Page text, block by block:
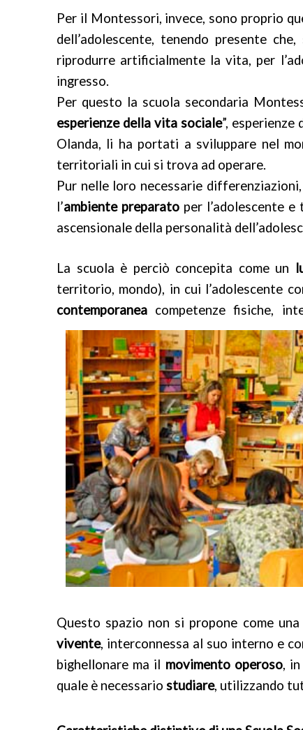
Per il Montessori, invece, sono proprio
dell’adolescente, tenendo presente
riprodurre artificialmente la vita, per
ingresso.
Per questo la scuola secondaria
esperienze della vita sociale”,
Olanda, li ha portati a sviluppare nel
territoriali in cui si trova ad operare.
Pur nelle loro necessarie
l’ambiente preparato per l’adolescente
ascensionale della personalità
La scuola è perciò concepita come un
territorio, mondo), in cui l’adolescente
contemporanea competenze fisiche,
Questo spazio non si propone come
vivente, interconnessa al suo interno e
bighellonare ma il movimento operoso,
quale è necessario studiare, utilizzando